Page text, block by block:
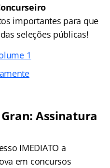
importantes para que
seleções públicas!
1
Assinatura
IMEDIATO a
em concursos